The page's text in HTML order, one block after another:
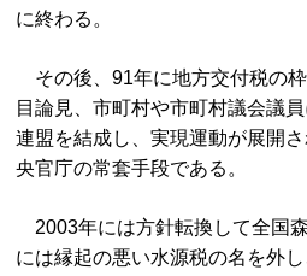
に終わる。
その後、91年に地方交付税の
目論見、市町村や市町村議会議
連盟を結成し、実現運動が展開
央官庁の常套手段である。
2003年には方針転換して全国
には縁起の悪い水源税の名を外